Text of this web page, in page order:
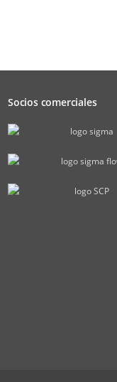
Socios comerciales